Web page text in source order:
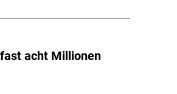
acht Millionen